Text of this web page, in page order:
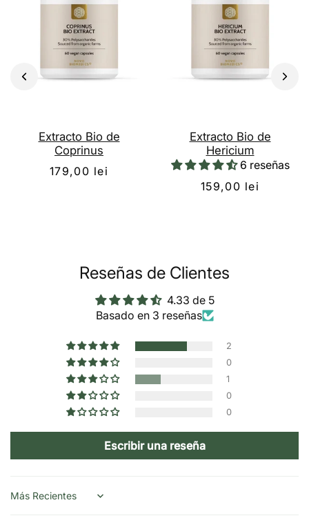
Extracto Bio de
Coprinus
179,00 lei
Extracto Bio de
Hericium
6 reseñas
159,00 lei
Reseñas de Clientes
4.33 de 5
Basado en 3 reseñas
2
0
1
0
0
Escribir una reseña
Sort by